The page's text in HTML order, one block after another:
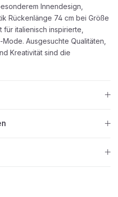
Innendesign,
Rückenlänge 74 cm bei Größe
italienisch inspirierte,
Ausgesuchte Qualitäten,
Kreativität sind die